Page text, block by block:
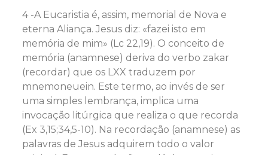
4 -A Eucaristia é, assim, memorial de Nova e
eterna Aliança. Jesus diz: «fazei isto em
memória de mim» (Lc 22,19). O conceito de
memória (anamnese) deriva do verbo zakar
(recordar) que os LXX traduzem por
mnemoneuein. Este termo, ao invés de ser
uma simples lembrança, implica uma
invocação litúrgica que realiza o que recorda
(Ex 3,15;34,5-10). Na recordação (anamnese) as
palavras de Jesus adquirem todo o valor